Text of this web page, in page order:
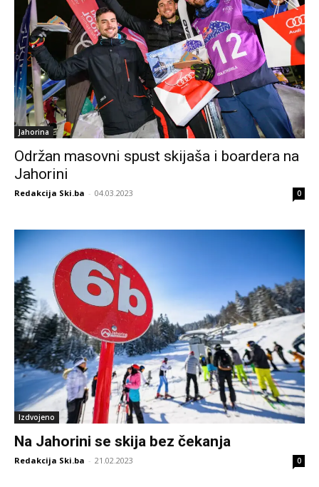
Jahorina
Održan masovni spust skijaša i boardera na
Jahorini
Redakcija Ski.ba - 04.03.2023 0
Izdvojeno
Na Jahorini se skija bez čekanja
Redakcija Ski.ba - 21.02.2023 0